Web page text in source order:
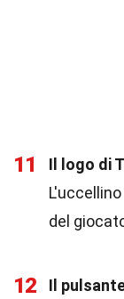
11
Il logo di
del
12
Il